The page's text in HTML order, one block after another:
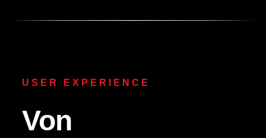
USER EXPERIENCE
Von